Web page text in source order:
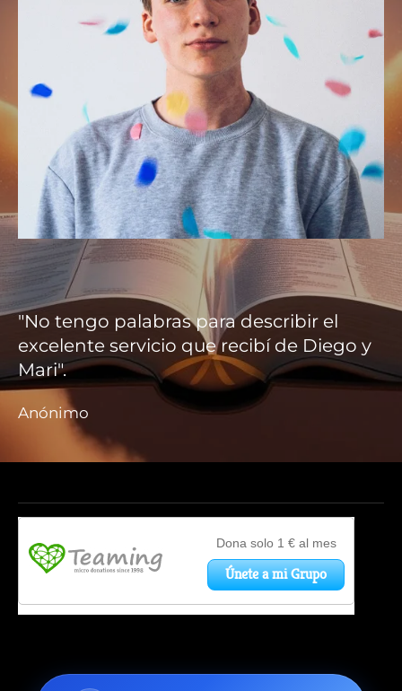
"No tengo palabras para describir el
excelente servicio que recibí de Diego y
Mari".
Anónimo